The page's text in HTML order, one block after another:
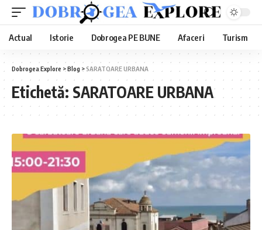
Actual Istorie Dobrogea PE BUNE Afaceri Turism
Dobrogea Explore >Blog >SARATOARE URBANA
Etichetă: SARATOARE URBANA